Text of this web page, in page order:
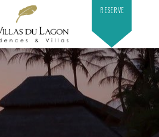
RESERVE